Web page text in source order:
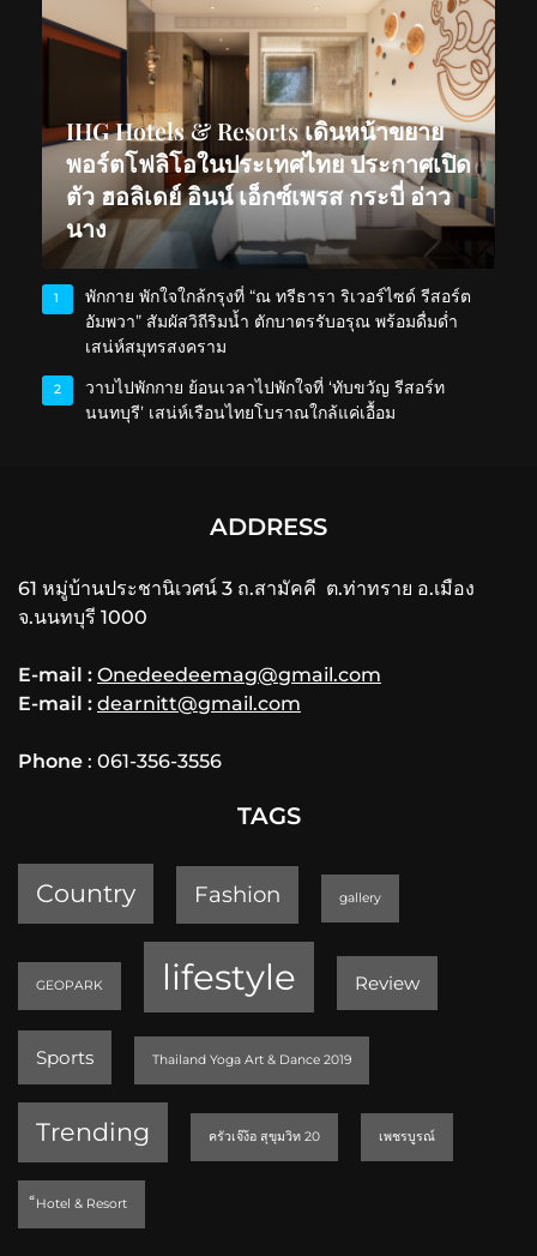
IHG Hotels & Resorts เดินหน้าขยาย
พอร์ตโฟลิโอในประเทศไทย ประกาศเปิด
ตัว ฮอลิเดย์ อินน์ เอ็กซ์เพรส กระบี่ อ่าว
นาง
1
พักกาย พักใจใกล้กรุงที่ “ณ ทรีธารา ริเวอร์ไซด์ รีสอร์ต
อัมพวา” สัมผัสวิถีริมน้ำ ตักบาตรรับอรุณ พร้อมดื่มด่ำ
เสน่ห์สมุทรสงคราม
2
วาบไปพักกาย ย้อนเวลาไปพักใจที่ ‘ทับขวัญ รีสอร์ท
นนทบุรี’ เสน่ห์เรือนไทยโบราณใกล้แค่เอื้อม
ADDRESS
61 หมู่บ้านประชานิเวศน์ 3 ถ.สามัคคี ต.ท่าทราย อ.เมือง
จ.นนทบุรี 1000
E-mail : Onedeedeemag@gmail.com
E-mail : dearnitt@gmail.com
Phone : 061-356-3556
TAGS
Country Fashion gallery
GEOPARK lifestyle Review
Sports Thailand Yoga Art & Dance 2019
Trending ครัวเจ๊ง้อ สุขุมวิท 20 เพชรบูรณ์
็Hotel & Resort